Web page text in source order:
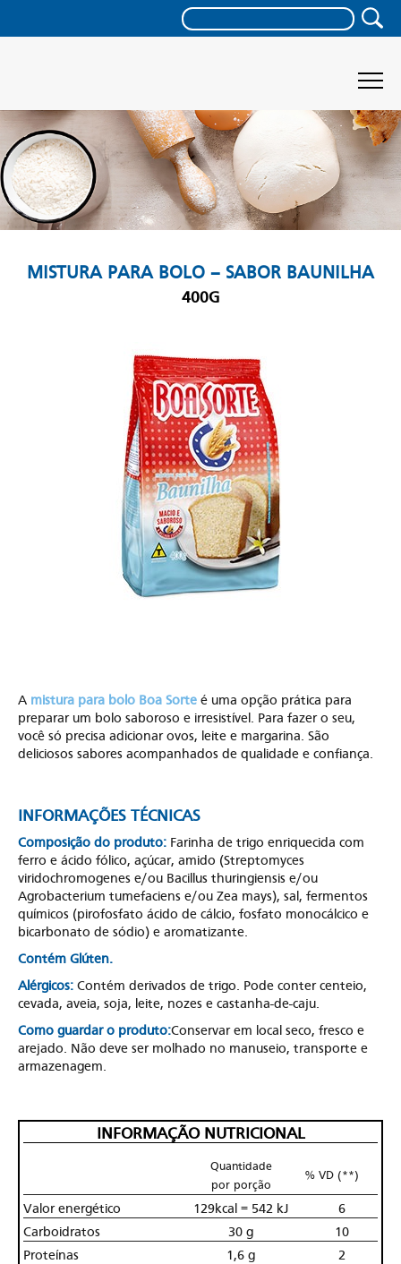
MISTURA PARA BOLO – SABOR BAUNILHA
400G
A mistura para bolo Boa Sorte é uma opção prática para
preparar um bolo saboroso e irresistível. Para fazer o seu,
você só precisa adicionar ovos, leite e margarina. São
deliciosos sabores acompanhados de qualidade e confiança.
INFORMAÇÕES TÉCNICAS
Composição do produto: Farinha de trigo enriquecida com
ferro e ácido fólico, açúcar, amido (Streptomyces
viridochromogenes e/ou Bacillus thuringiensis e/ou
Agrobacterium tumefaciens e/ou Zea mays), sal, fermentos
químicos (pirofosfato ácido de cálcio, fosfato monocálcico e
bicarbonato de sódio) e aromatizante.
Contém Glúten.
Alérgicos: Contém derivados de trigo. Pode conter centeio,
cevada, aveia, soja, leite, nozes e castanha-de-caju.
Como guardar o produto:Conservar em local seco, fresco e
arejado. Não deve ser molhado no manuseio, transporte e
armazenagem.
INFORMAÇÃO NUTRICIONAL
Quantidade
por porção
% VD (**)
Valor energético 129kcal = 542 kJ
6
Carboidratos
30 g
10
Proteínas
1,6 g
2